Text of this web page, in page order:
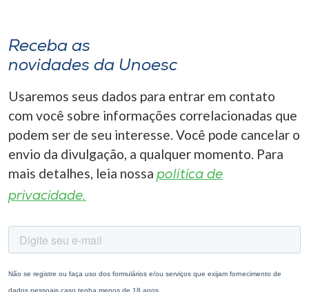
Receba as
novidades da Unoesc
Usaremos seus dados para entrar em contato
com você sobre informações correlacionadas que
podem ser de seu interesse. Você pode cancelar o
envio da divulgação, a qualquer momento. Para
mais detalhes, leia nossa política de
privacidade.